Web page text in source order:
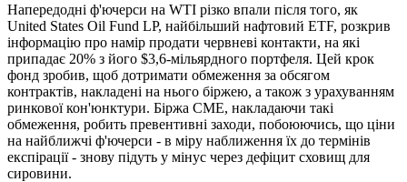
Напередодні ф'ючерси на WTI різко впали після того, як
United States Oil Fund LP, найбільший нафтовий ETF, розкрив
інформацію про намір продати червневі контакти, на які
припадає 20% з його $3,6-мільярдного портфеля. Цей крок
фонд зробив, щоб дотримати обмеження за обсягом
контрактів, накладені на нього біржею, а також з урахуванням
ринкової кон'юнктури. Біржа CME, накладаючи такі
обмеження, робить превентивні заходи, побоюючись, що ціни
на найближчі ф'ючерси - в міру наближення їх до термінів
експірації - знову підуть у мінус через дефіцит сховищ для
сировини.